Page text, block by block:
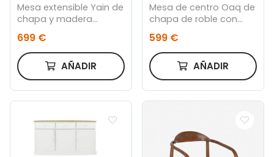
Mesa extensible Yain de
chapa y madera
(220) x 80 cm
699 €
AÑADIR
Mesa de centro Oaq de
chapa de roble con
75 cm
599 €
AÑADIR